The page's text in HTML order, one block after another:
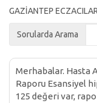
GAZİANTEP
Sorularda Arama
Merhabalar. Hasta
Raporu Esansiyel
125 değeri var,